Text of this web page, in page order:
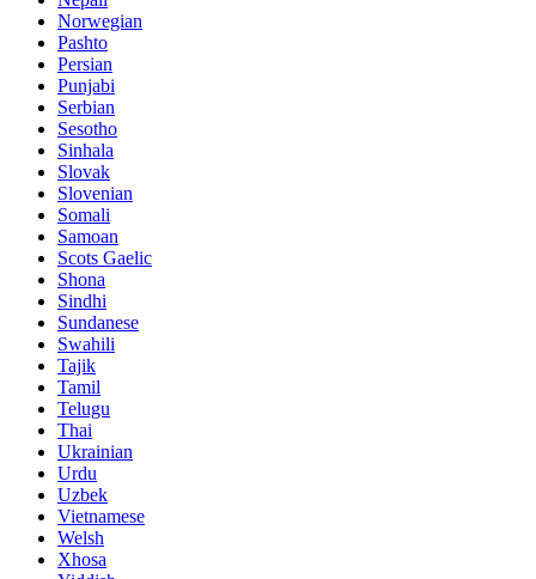
Norwegian
Pashto
Persian
Punjabi
Serbian
Sesotho
Sinhala
Slovak
Slovenian
Somali
Samoan
Scots Gaelic
Shona
Sindhi
Sundanese
Swahili
Tajik
Tamil
Telugu
Thai
Ukrainian
Urdu
Uzbek
Vietnamese
Welsh
Xhosa